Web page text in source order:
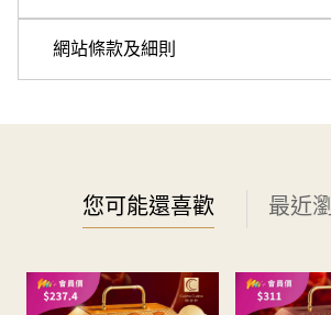
網站條款及細則
公眾假期午市及晚市时段堂食。
• 如於餐廳點選推廣餐牌以外的食品及
加一服務費及茶芥（如適用），並以原
免費菜式同時使用。
• 優惠不可兌換現金、其他產品或服務。
您可能還喜歡 最近